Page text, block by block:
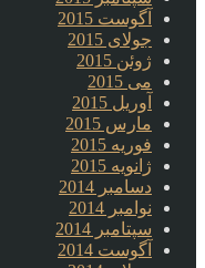
آگوست 2015
جولای 2015
ژوئن 2015
می 2015
آوریل 2015
مارس 2015
فوریه 2015
ژانویه 2015
دسامبر 2014
نوامبر 2014
سپتامبر 2014
آگوست 2014